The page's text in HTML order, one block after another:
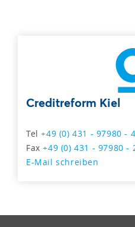
Creditreform Kiel
Tel+49 (0) 431 - 97980 -
Fax+49 (0) 431 - 97980 -
E-Mail schreiben